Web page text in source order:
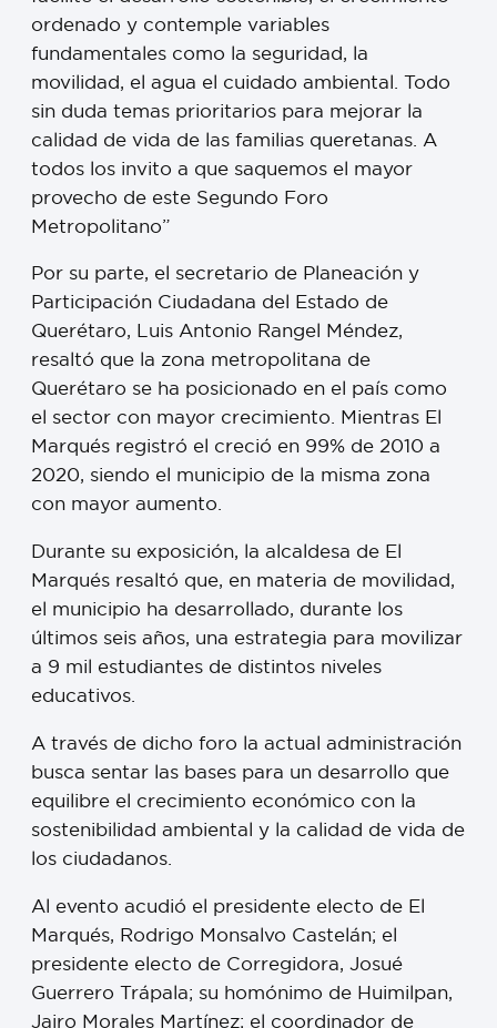
ordenado y contemple variables
fundamentales como la seguridad, la
movilidad, el agua el cuidado ambiental. Todo
sin duda temas prioritarios para mejorar la
calidad de vida de las familias queretanas. A
todos los invito a que saquemos el mayor
provecho de este Segundo Foro
Metropolitano”
Por su parte, el secretario de Planeación y
Participación Ciudadana del Estado de
Querétaro, Luis Antonio Rangel Méndez,
resaltó que la zona metropolitana de
Querétaro se ha posicionado en el país como
el sector con mayor crecimiento. Mientras El
Marqués registró el creció en 99% de 2010 a
2020, siendo el municipio de la misma zona
con mayor aumento.
Durante su exposición, la alcaldesa de El
Marqués resaltó que, en materia de movilidad,
el municipio ha desarrollado, durante los
últimos seis años, una estrategia para movilizar
a 9 mil estudiantes de distintos niveles
educativos.
A través de dicho foro la actual administración
busca sentar las bases para un desarrollo que
equilibre el crecimiento económico con la
sostenibilidad ambiental y la calidad de vida de
los ciudadanos.
Al evento acudió el presidente electo de El
Marqués, Rodrigo Monsalvo Castelán; el
presidente electo de Corregidora, Josué
Guerrero Trápala; su homónimo de Huimilpan,
Jairo Morales Martínez; el coordinador de